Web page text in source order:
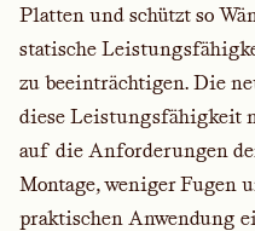
Platten und schützt so
statische
zu beeinträchtigen. Die
diese Leistungsfähigkeit
auf die Anforderungen
Montage, weniger Fugen
praktischen Anwendung